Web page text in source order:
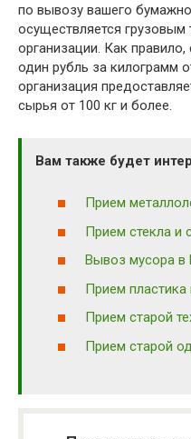
по вывозу вашего
осуществляется грузовым
организации. Как
один рубль за килограмм
организация
сырья от 100 кг и более.
Вам также будет
Прием
Прием стекла и
Вывоз мусора в
Прием
Прием старой
Прием старой